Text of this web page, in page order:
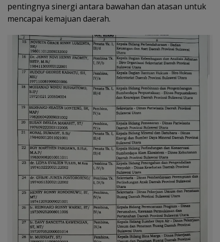
pentingnya sinergi antara bawahan dan atasan untuk
mencapai kemajuan daerah.